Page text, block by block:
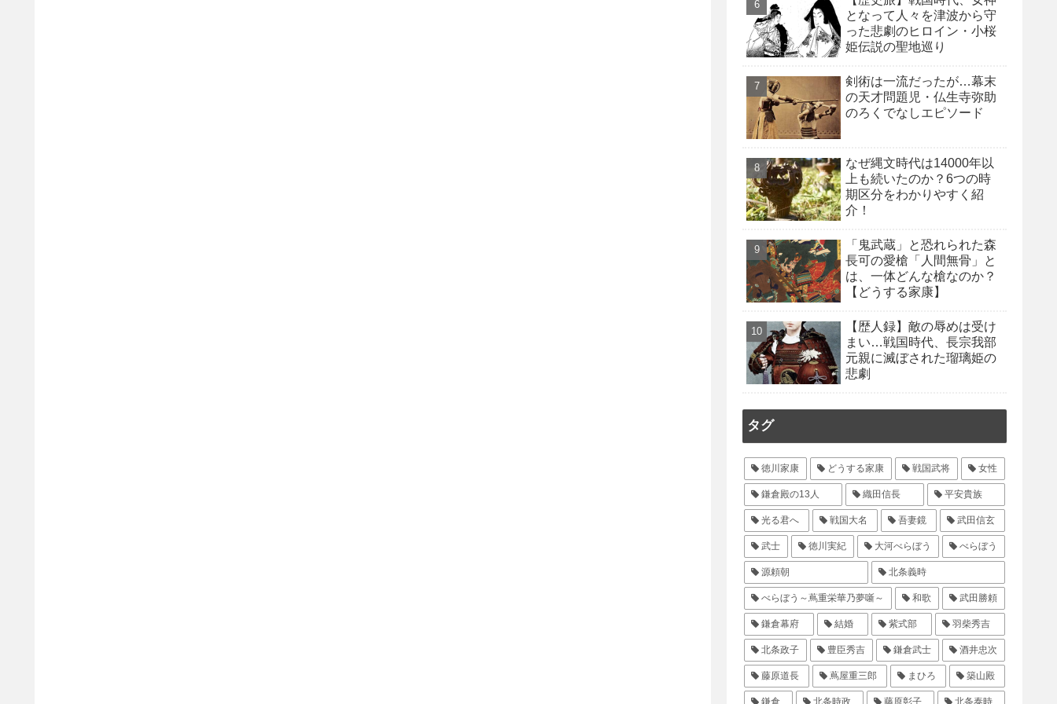
となって人々を津波から守
った悲劇のヒロイン・小桜
姫伝説の聖地巡り
剣術は一流だったが…幕末
の天才問題児・仏生寺弥助
のろくでなしエピソード
なぜ縄文時代は14000年以
上も続いたのか？6つの時
期区分をわかりやすく紹
介！
「鬼武蔵」と恐れられた森
長可の愛槍「人間無骨」と
は、一体どんな槍なのか？
【どうする家康】
【歴人録】敵の辱めは受け
まい…戦国時代、長宗我部
元親に滅ぼされた瑠璃姫の
悲劇
タグ
徳川家康 どうする家康 戦国武将 女性
鎌倉殿の13人 織田信長 平安貴族
光る君へ 戦国大名 吾妻鏡 武田信玄
武士 徳川実紀 大河べらぼう べらぼう
源頼朝 北条義時
べらぼう～蔦重栄華乃夢噺～ 和歌 武田勝頼
鎌倉幕府 結婚 紫式部 羽柴秀吉
北条政子 豊臣秀吉 鎌倉武士 酒井忠次
藤原道長 蔦屋重三郎 まひろ 築山殿
鎌倉 北条時政 藤原彰子 北条泰時